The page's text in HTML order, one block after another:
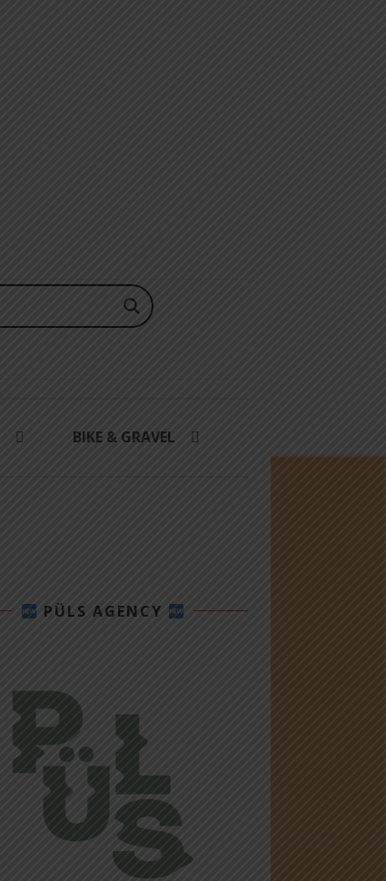
BIKE & GRAVEL
PÜLS AGENCY